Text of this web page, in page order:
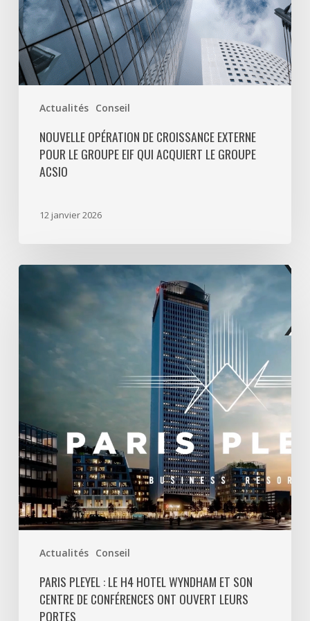
Actualités Conseil
acquiert
le
Groupe
ACSIO
NOUVELLE OPÉRATION DE CROISSANCE EXTERNE
POUR LE GROUPE EIF QUI ACQUIERT LE GROUPE
ACSIO
12 janvier 2026
Actualités Conseil
Hotel
centre
de
conférences
ont
ouvert
leurs
PARIS PLEYEL : LE H4 HOTEL WYNDHAM ET SON
CENTRE DE CONFÉRENCES ONT OUVERT LEURS
PORTES